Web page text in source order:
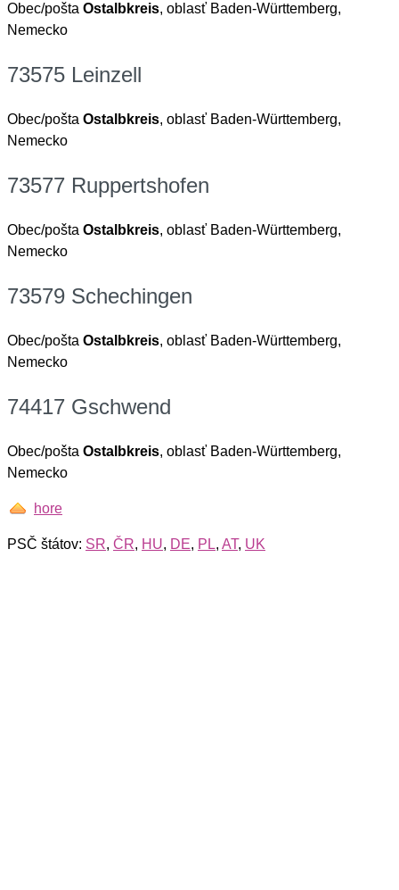
Obec/pošta Ostalbkreis, oblasť Baden-Württemberg,
Nemecko
73575 Leinzell
Obec/pošta Ostalbkreis, oblasť Baden-Württemberg,
Nemecko
73577 Ruppertshofen
Obec/pošta Ostalbkreis, oblasť Baden-Württemberg,
Nemecko
73579 Schechingen
Obec/pošta Ostalbkreis, oblasť Baden-Württemberg,
Nemecko
74417 Gschwend
Obec/pošta Ostalbkreis, oblasť Baden-Württemberg,
Nemecko
hore
PSČ štátov: SR, ČR, HU, DE, PL, AT, UK